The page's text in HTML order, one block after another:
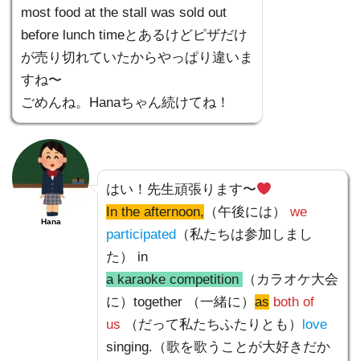
most food at the stall was sold out
before lunch timeとあるけどピザだけ
が売り切れていたからやっぱり違いま
すね〜
ごめんね。Hanaちゃん続けてね！
Hana
はい！先生頑張ります〜
In the afternoon, （午後には） we
participated
（私たちは参加しまし
た） in
a karaoke competition
（カラオケ大会
に）together （一緒に） as both of
us
（だって私たちふたりとも）
love
singing.（歌を歌うことが大好きだか